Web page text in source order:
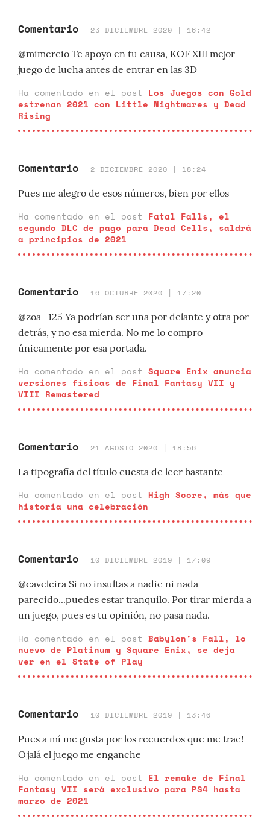
Comentario 23 DICIEMBRE 2020 | 16:42
@mimercio Te apoyo en tu causa, KOF XIII mejor
juego de lucha antes de entrar en las 3D
Ha comentado en el post Los Juegos con Gold
estrenan 2021 con Little Nightmares y Dead
Rising
Comentario 2 DICIEMBRE 2020 | 18:24
Pues me alegro de esos números, bien por ellos
Ha comentado en el post Fatal Falls, el
segundo DLC de pago para Dead Cells, saldrá
a principios de 2021
Comentario 16 OCTUBRE 2020 | 17:20
@zoa_125 Ya podrían ser una por delante y otra por
detrás, y no esa mierda. No me lo compro
únicamente por esa portada.
Ha comentado en el post Square Enix anuncia
versiones físicas de Final Fantasy VII y
VIII Remastered
Comentario 21 AGOSTO 2020 | 18:56
La tipografía del título cuesta de leer bastante
Ha comentado en el post High Score, más que
historia una celebración
Comentario 10 DICIEMBRE 2019 | 17:09
@caveleira Si no insultas a nadie ni nada
parecido...puedes estar tranquilo. Por tirar mierda a
un juego, pues es tu opinión, no pasa nada.
Ha comentado en el post Babylon's Fall, lo
nuevo de Platinum y Square Enix, se deja
ver en el State of Play
Comentario 10 DICIEMBRE 2019 | 13:46
Pues a mí me gusta por los recuerdos que me trae!
Ojalá el juego me enganche
Ha comentado en el post El remake de Final
Fantasy VII será exclusivo para PS4 hasta
marzo de 2021